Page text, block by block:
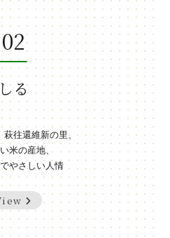
02
しる
往還維新の里、
米の産地、
やさしい人情